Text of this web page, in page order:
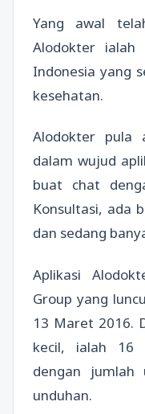
Yang awal
Alodokter
Indonesia yang
kesehatan.
Alodokter pula
dalam wujud
buat chat
Konsultasi, ada
dan sedang
Aplikasi
Group yang
13 Maret 2016.
kecil, ialah 16
dengan
unduhan.